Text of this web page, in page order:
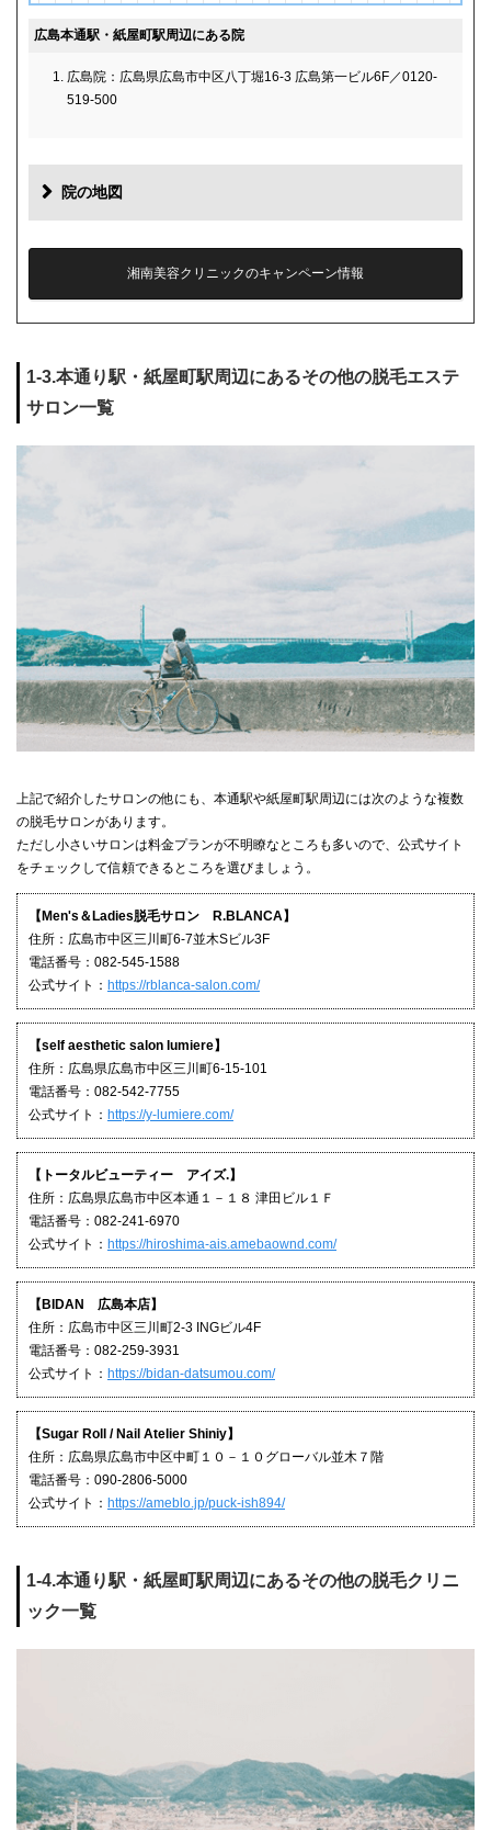
広島本通駅・紙屋町駅周辺にある院
広島院：広島県広島市中区八丁堀16-3 広島第一ビル6F／0120-
519-500
院の地図
湘南美容クリニックのキャンペーン情報
1-3.本通り駅・紙屋町駅周辺にあるその他の脱毛エステ
サロン一覧
上記で紹介したサロンの他にも、本通駅や紙屋町駅周辺には次のような複数
の脱毛サロンがあります。
ただし小さいサロンは料金プランが不明瞭なところも多いので、公式サイト
をチェックして信頼できるところを選びましょう。
【Men's＆Ladies脱毛サロン R.BLANCA】
住所：広島市中区三川町6-7並木Sビル3F
電話番号：082-545-1588
公式サイト： https://rblanca-salon.com/
【self aesthetic salon lumiere】
住所：広島県広島市中区三川町6-15-101
電話番号：082-542-7755
公式サイト： https://y-lumiere.com/
【トータルビューティー アイズ.】
住所：広島県広島市中区本通１－１８ 津田ビル１Ｆ
電話番号：082-241-6970
公式サイト： https://hiroshima-ais.amebaownd.com/
【BIDAN 広島本店】
住所：広島市中区三川町2-3 INGビル4F
電話番号：082-259-3931
公式サイト： https://bidan-datsumou.com/
【Sugar Roll / Nail Atelier Shiniy】
住所：広島県広島市中区中町１０－１０グローバル並木７階
電話番号：090-2806-5000
公式サイト： https://ameblo.jp/puck-ish894/
1-4.本通り駅・紙屋町駅周辺にあるその他の脱毛クリニ
ック一覧